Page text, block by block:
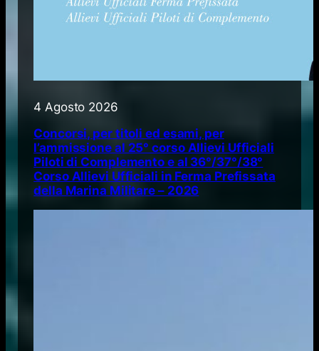
4 Agosto 2026
Concorsi, per titoli ed esami, per
l’ammissione al 25° corso Allievi Ufficiali
Piloti di Complemento e al 36°/37°/38°
Corso Allievi Ufficiali in Ferma Prefissata
della Marina Militare – 2026